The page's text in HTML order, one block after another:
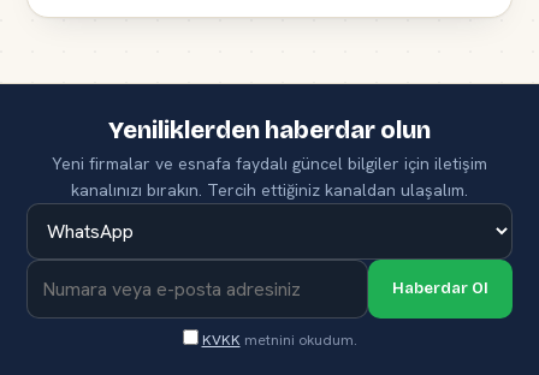
Yeniliklerden haberdar olun
Yeni firmalar ve esnafa faydalı güncel bilgiler için iletişim
kanalınızı bırakın. Tercih ettiğiniz kanaldan ulaşalım.
Haberdar Ol
KVKK metnini okudum.